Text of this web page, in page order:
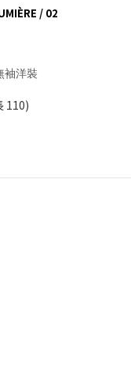
/ 02
袖洋裝
110)